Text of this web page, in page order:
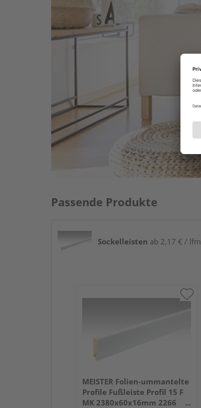
Passende Produkte
Sockelleisten ab 2,17 € / lfm
MEISTER Folien-ummantelte
Profile Fußleiste Profil 15 F
MK 2380x60x16mm 2266